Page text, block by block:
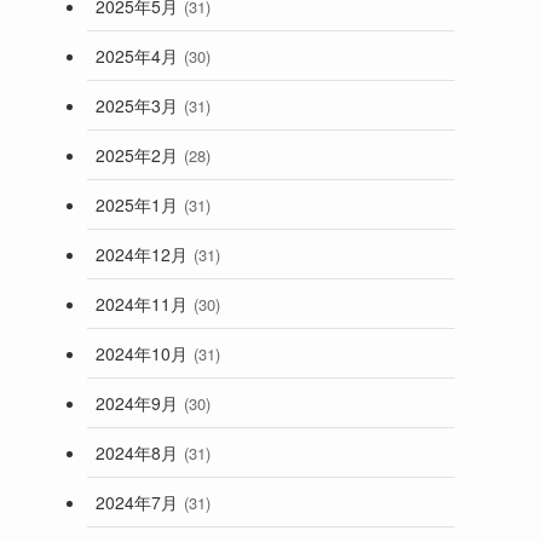
2025年5月 (31)
2025年4月 (30)
2025年3月 (31)
2025年2月 (28)
2025年1月 (31)
2024年12月 (31)
2024年11月 (30)
2024年10月 (31)
2024年9月 (30)
2024年8月 (31)
2024年7月 (31)